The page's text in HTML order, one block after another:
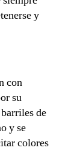
y
con
su
de
y se
colores